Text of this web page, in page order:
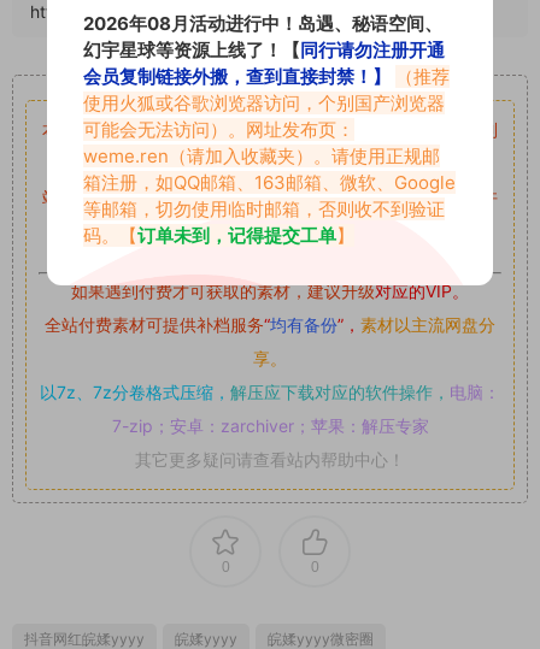
https://www.vmiba.top/920.html
重要声明
本站资源均来自网络分享，如有侵犯你的权益请私信留言
收到
留言后，我们会第一时间进行审核后删除。
站内资源为网友个人学习或测试研究使用，未经原版权作者许
可,禁止用于任何商业途径！请在下载24小时内删除！
如果遇到付费才可获取的素材，建议升级对应的VIP。
全站付费素材可提供补档服务“均有备份”， 素材以主流网盘分
享。
以7z、7z分卷格式压缩， 解压应下载对应的软件操作， 电脑：
7-zip；安卓：zarchiver；苹果：解压专家
其它更多疑问请查看站内帮助中心！
0 0
抖音网红皖媃yyyy 皖媃yyyy 皖媃yyyy微密圈
2026年08月活动进行中！岛遇、秘语空间、
幻宇星球等资源上线了！【同行请勿注册开通
会员复制链接外搬，查到直接封禁！】
（推荐
使用火狐或谷歌浏览器访问，个别国产浏览器
可能会无法访问）。网址发布页：
weme.ren （请加入收藏夹）。请使用正规邮
箱注册，如QQ邮箱、163邮箱、微软、Google
等邮箱，切勿使用临时邮箱，否则收不到验证
码。【订单未到，记得提交工单】